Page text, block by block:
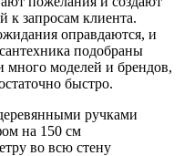
к запросам клиента.
оправдаются, и
подобраны
моделей и брендов,
быстро.
ручками
на 150 см
во всю стену